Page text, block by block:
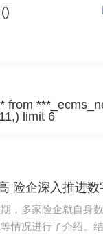
，还是可以继续
本科批次院校！
吗
。
1月开考的小高考
深圳职业技术学院
380左右。
少？全部内容，更
from
limit 6
险企深入推进
多家险企就自身数
情况进行了介绍。